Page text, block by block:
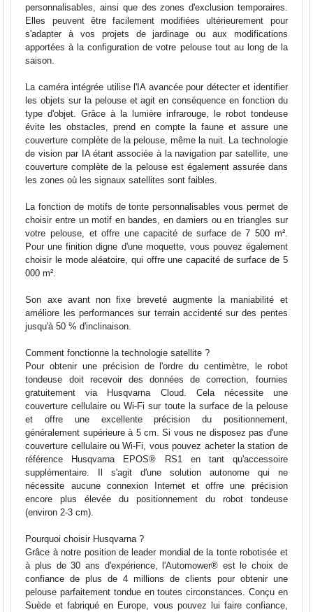
personnalisables, ainsi que des zones d'exclusion temporaires.
Elles peuvent être facilement modifiées ultérieurement pour
s'adapter à vos projets de jardinage ou aux modifications
apportées à la configuration de votre pelouse tout au long de la
saison.
La caméra intégrée utilise l'IA avancée pour détecter et identifier
les objets sur la pelouse et agit en conséquence en fonction du
type d'objet. Grâce à la lumière infrarouge, le robot tondeuse
évite les obstacles, prend en compte la faune et assure une
couverture complète de la pelouse, même la nuit. La technologie
de vision par IA étant associée à la navigation par satellite, une
couverture complète de la pelouse est également assurée dans
les zones où les signaux satellites sont faibles.
La fonction de motifs de tonte personnalisables vous permet de
choisir entre un motif en bandes, en damiers ou en triangles sur
votre pelouse, et offre une capacité de surface de 7 500 m².
Pour une finition digne d'une moquette, vous pouvez également
choisir le mode aléatoire, qui offre une capacité de surface de 5
000 m².
Son axe avant non fixe breveté augmente la maniabilité et
améliore les performances sur terrain accidenté sur des pentes
jusqu'à 50 % d'inclinaison.
Comment fonctionne la technologie satellite ?
Pour obtenir une précision de l'ordre du centimètre, le robot
tondeuse doit recevoir des données de correction, fournies
gratuitement via Husqvarna Cloud. Cela nécessite une
couverture cellulaire ou Wi-Fi sur toute la surface de la pelouse
et offre une excellente précision du positionnement,
généralement supérieure à 5 cm. Si vous ne disposez pas d'une
couverture cellulaire ou Wi-Fi, vous pouvez acheter la station de
référence Husqvarna EPOS® RS1 en tant qu'accessoire
supplémentaire. Il s'agit d'une solution autonome qui ne
nécessite aucune connexion Internet et offre une précision
encore plus élevée du positionnement du robot tondeuse
(environ 2-3 cm).
Pourquoi choisir Husqvarna ?
Grâce à notre position de leader mondial de la tonte robotisée et
à plus de 30 ans d'expérience, l'Automower® est le choix de
confiance de plus de 4 millions de clients pour obtenir une
pelouse parfaitement tondue en toutes circonstances. Conçu en
Suède et fabriqué en Europe, vous pouvez lui faire confiance,